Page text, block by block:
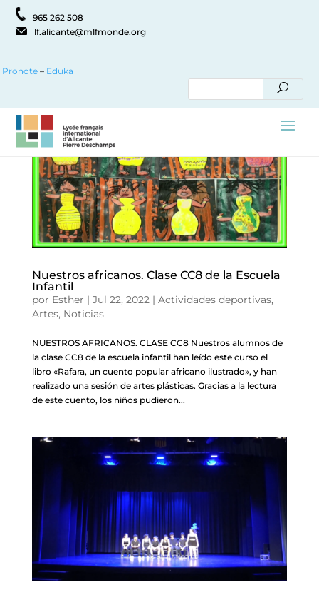
965 262 508
lf.alicante@mlfmonde.org
Pronote – Eduka
Nuestros africanos. Clase CC8 de la Escuela
Infantil
por Esther | Jul 22, 2022 | Actividades deportivas,
Artes, Noticias
NUESTROS AFRICANOS. CLASE CC8 Nuestros alumnos de
la clase CC8 de la escuela infantil han leído este curso el
libro «Rafara, un cuento popular africano ilustrado», y han
realizado una sesión de artes plásticas. Gracias a la lectura
de este cuento, los niños pudieron...